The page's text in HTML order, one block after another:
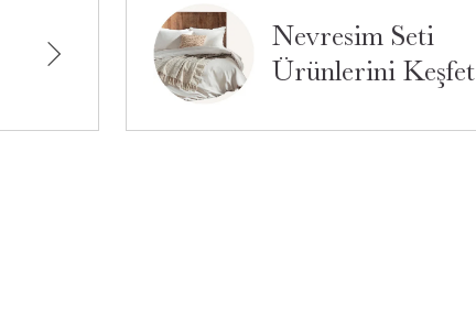
Nevresim Seti
Ürünlerini Keşfet